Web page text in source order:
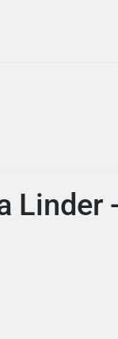
Linder